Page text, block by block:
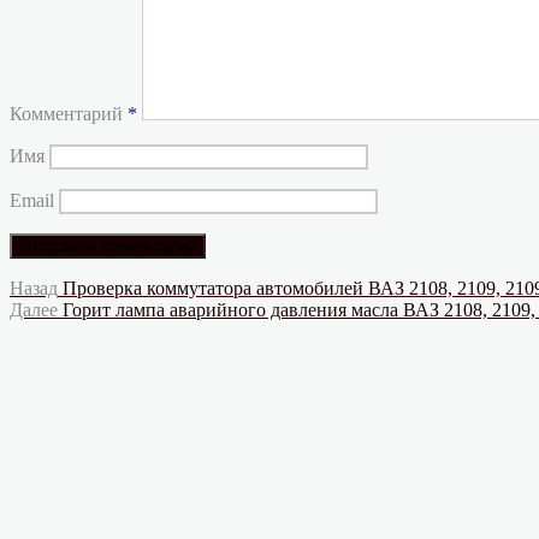
Комментарий *
Имя
Email
Навигация
по
Назад Предыдущая
запись:
Проверка коммутатора автомобилей ВАЗ 2108, 2109,
Далее Следующая
Горит лампа аварийного давления масла ВАЗ 2108,